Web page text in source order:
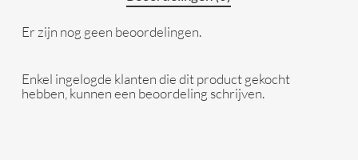
Er zijn nog geen beoordelingen.
Enkel ingelogde klanten die dit product gekocht
hebben, kunnen een beoordeling schrijven.